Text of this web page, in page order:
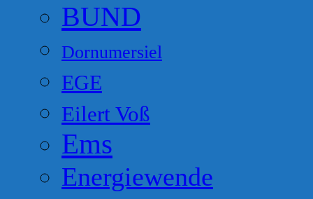
BUND
Dornumersiel
EGE
Eilert Voß
Ems
Energiewende